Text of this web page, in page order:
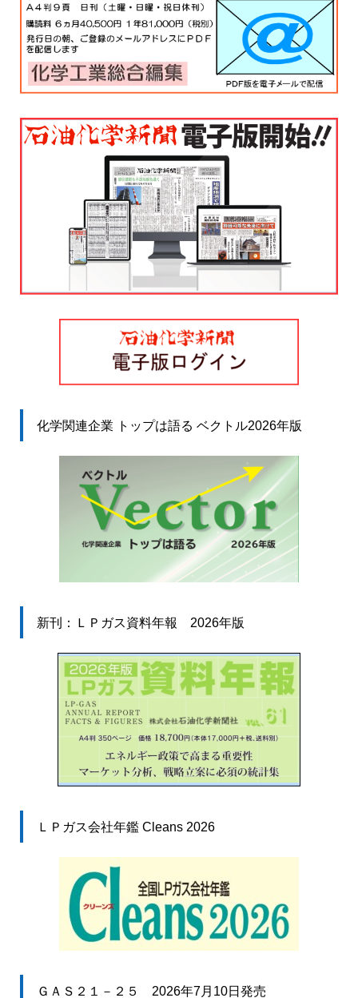
化学関連企業 トップは語る ベクトル2026年版
新刊：ＬＰガス資料年報 2026年版
ＬＰガス会社年鑑 Cleans 2026
ＧＡＳ２１－２５ 2026年7月10日発売